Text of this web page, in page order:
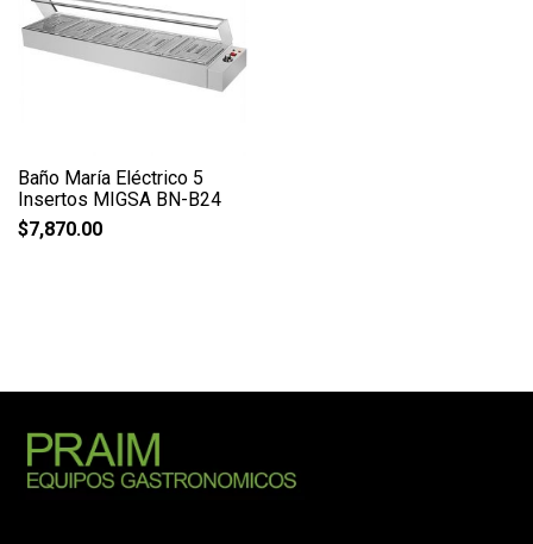
Baño María Eléctrico 5
Insertos MIGSA BN-B24
$7,870.00